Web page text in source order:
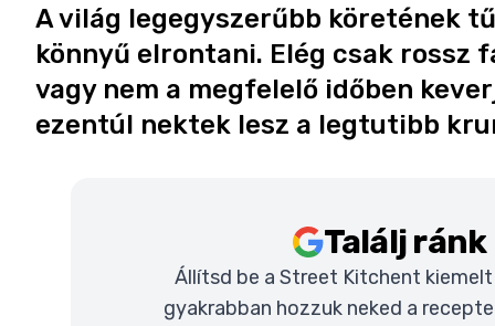
A világ legegyszerűbb köretének
könnyű elrontani. Elég csak rossz
vagy nem a megfelelő időben
ezentúl nektek lesz a legtutibb
Találj
Állítsd be a Street Kitchent
gyakrabban hozzuk neked a